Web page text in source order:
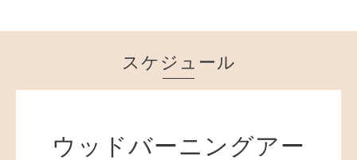
スケジュール
ウッドバーニングアー